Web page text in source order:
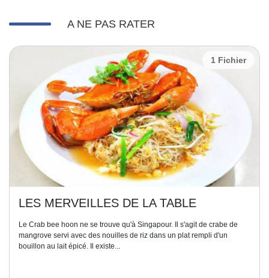
A NE PAS RATER
1 Fichier
LES MERVEILLES DE LA TABLE
Le Crab bee hoon ne se trouve qu'à Singapour. Il s'agit de crabe de
mangrove servi avec des nouilles de riz dans un plat rempli d'un
bouillon au lait épicé. Il existe...